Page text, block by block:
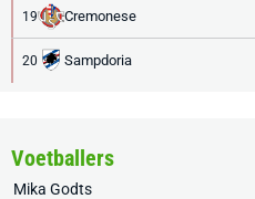
19 Cremonese
20 Sampdoria
Voetballers
Mika Godts